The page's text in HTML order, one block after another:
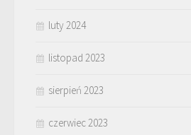
luty 2024
listopad 2023
sierpień 2023
czerwiec 2023